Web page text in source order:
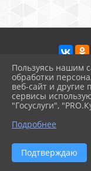
2026 г. raduga-
Вход
Карта сайта
Политика
Сделано на KubCMS
Разработка и
Пользуясь нашим
обработки
веб-сайт и другие
сервисы
"Госуслуги",
Подробнее
Подтверждаю